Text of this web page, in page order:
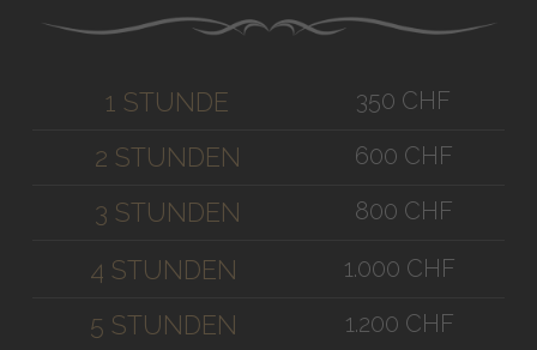
1 STUNDE 350 CHF
2 STUNDEN 600 CHF
3 STUNDEN 800 CHF
4 STUNDEN 1.000 CHF
5 STUNDEN 1.200 CHF